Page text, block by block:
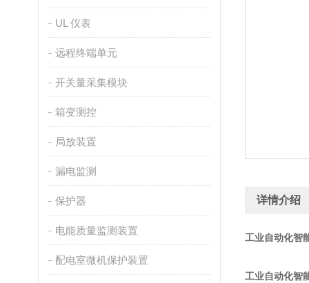
UL 仪表
远程终端单元
开关量采集模块
箱变测控
局放装置
漏电监测
保护器
电能质量监测装置
配电室微机保护装置
详情介绍
工业自动化智
工业自动化智